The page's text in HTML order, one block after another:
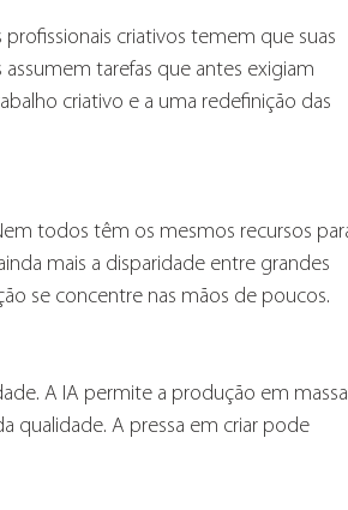
criativos temem que suas
tarefas que antes exigiam
criativo e a uma redefinição das
todos têm os mesmos recursos
mais a disparidade entre grandes
se concentre nas mãos de poucos.
A IA permite a produção em massa
qualidade. A pressa em criar pode